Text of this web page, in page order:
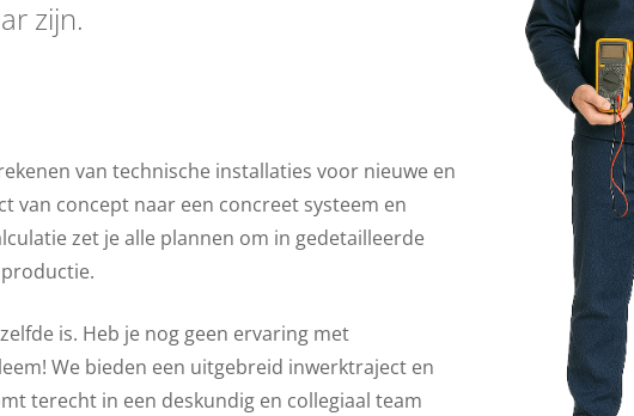
zijn.
van technische installaties voor nieuwe en
van concept naar een concreet systeem en
zet je alle plannen om in gedetailleerde
is. Heb je nog geen ervaring met
We bieden een uitgebreid inwerktraject en
terecht in een deskundig en collegiaal team